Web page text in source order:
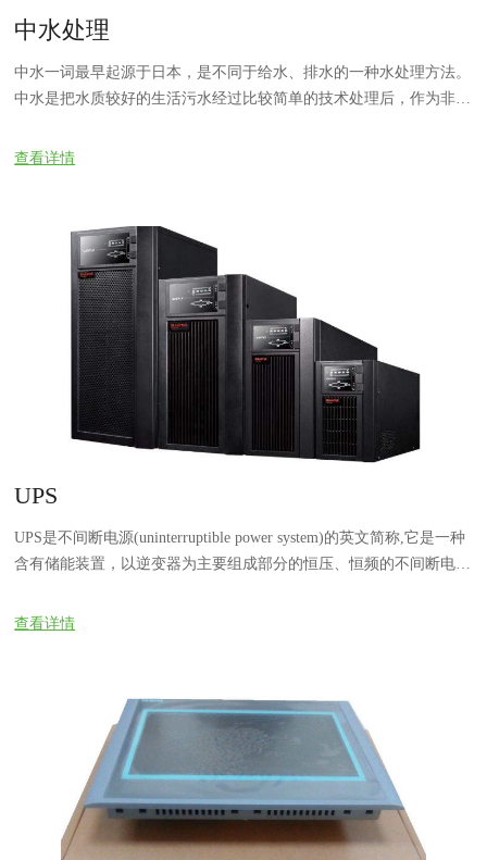
中水处理
中水一词最早起源于日本，是不同于给水、排水的一种水处理方法。
中水是把水质较好的生活污水经过比较简单的技术处理后，作为非饮
查看详情
UPS
UPS是不间断电源(uninterruptible power system)的英文简称,它是一种
含有储能装置，以逆变器为主要组成部分的恒压、恒频的不间断电
查看详情